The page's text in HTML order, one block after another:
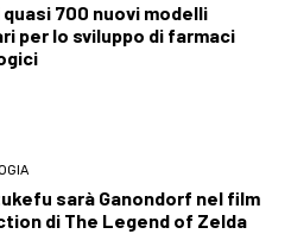
700 nuovi modelli
per lo sviluppo di farmaci
sarà Ganondorf nel film
di The Legend of Zelda